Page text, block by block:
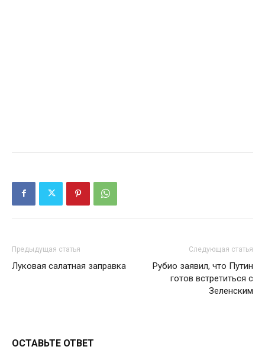
Предыдущая статья
Луковая салатная заправка
Следующая статья
Рубио заявил, что Путин
готов встретиться с
Зеленским
ОСТАВЬТЕ ОТВЕТ